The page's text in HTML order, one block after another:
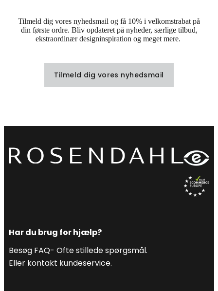
Tilmeld dig vores nyhedsmail og få 10% i velkomstrabat på
din første ordre. Bliv opdateret på nyheder, særlige tilbud,
ekstraordinær designinspiration og meget mere.
Tilmeld dig vores nyhedsmail
Har du brug for hjælp?
Besøg FAQ- Ofte stillede spørgsmål.
Eller kontakt kundeservice.